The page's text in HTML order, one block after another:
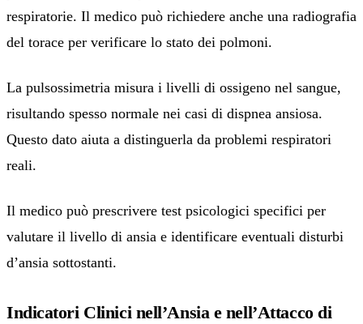
respiratorie. Il medico può richiedere anche una radiografia
del torace per verificare lo stato dei polmoni.
La pulsossimetria misura i livelli di ossigeno nel sangue,
risultando spesso normale nei casi di dispnea ansiosa.
Questo dato aiuta a distinguerla da problemi respiratori
reali.
Il medico può prescrivere test psicologici specifici per
valutare il livello di ansia e identificare eventuali disturbi
d’ansia sottostanti.
Indicatori Clinici nell’Ansia e nell’Attacco di